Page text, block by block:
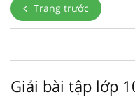
Trang trước
Giải bài tập lớp